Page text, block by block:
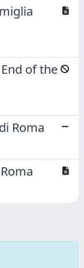
of the
Roma